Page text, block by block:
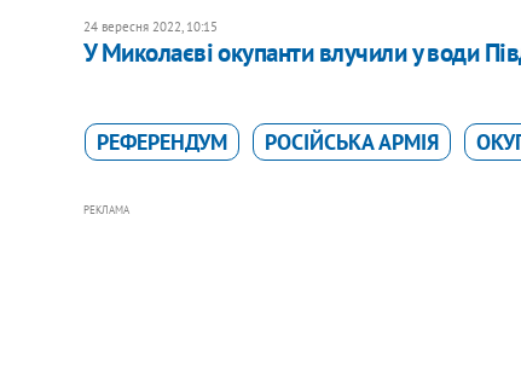
24 вересня 2022, 10:15
У Миколаєві окупанти влучили у води
РЕФЕРЕНДУМ РОСІЙСЬКА АРМІЯ
РЕКЛАМА